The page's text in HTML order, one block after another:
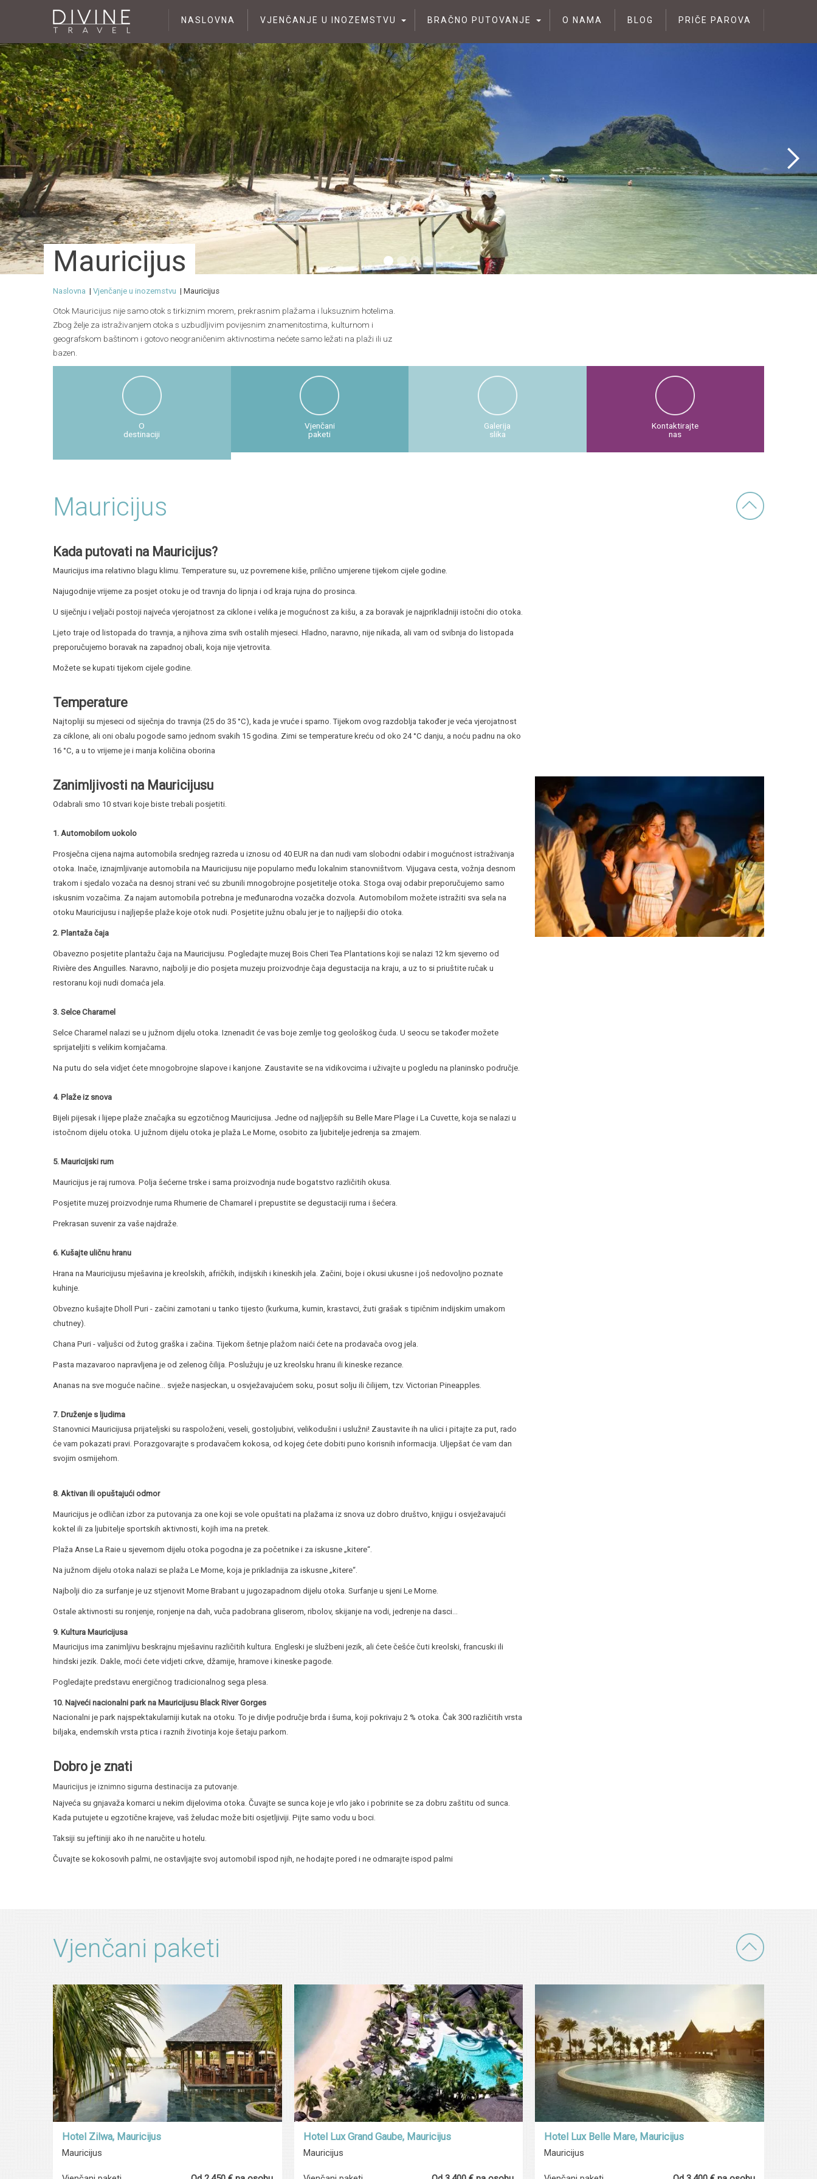
NASLOVNA VJENČANJE U INOZEMSTVU BRAČNO PUTOVANJE O NAMA BLOG PRIČE PAROVA
Mauricijus
Naslovna | Vjenčanje u inozemstvu | Mauricijus
Otok Mauricijus nije samo otok s tirkiznim morem, prekrasnim plažama i luksuznim hotelima.
Zbog želje za istraživanjem otoka s uzbudljivim povijesnim znamenitostima, kulturnom i
geografskom baštinom i gotovo neograničenim aktivnostima nećete samo ležati na plaži ili uz
bazen.
O
destinaciji
Vjenčani
paketi
Galerija
slika
Kontaktirajte
nas
Mauricijus
Kada putovati na Mauricijus?
Mauricijus ima relativno blagu klimu. Temperature su, uz povremene kiše, prilično umjerene tijekom cijele godine.
Najugodnije vrijeme za posjet otoku je od travnja do lipnja i od kraja rujna do prosinca.
U siječnju i veljači postoji najveća vjerojatnost za ciklone i velika je mogućnost za kišu, a za boravak je najprikladniji istočni dio otoka.
Ljeto traje od listopada do travnja, a njihova zima svih ostalih mjeseci. Hladno, naravno, nije nikada, ali vam od svibnja do listopada
preporučujemo boravak na zapadnoj obali, koja nije vjetrovita.
Možete se kupati tijekom cijele godine.
Temperature
Najtopliji su mjeseci od siječnja do travnja (25 do 35 °C), kada je vruće i sparno. Tijekom ovog razdoblja također je veća vjerojatnost
za ciklone, ali oni obalu pogode samo jednom svakih 15 godina. Zimi se temperature kreću od oko 24 °C danju, a noću padnu na oko
16 °C, a u to vrijeme je i manja količina oborina
Zanimljivosti na Mauricijusu
Odabrali smo 10 stvari koje biste trebali posjetiti.
1. Automobilom uokolo
Prosječna cijena najma automobila srednjeg razreda u iznosu od 40 EUR na dan nudi vam slobodni odabir i mogućnost istraživanja
otoka. Inače, iznajmljivanje automobila na Mauricijusu nije popularno među lokalnim stanovništvom. Vijugava cesta, vožnja desnom
trakom i sjedalo vozača na desnoj strani već su zbunili mnogobrojne posjetitelje otoka. Stoga ovaj odabir preporučujemo samo
iskusnim vozačima. Za najam automobila potrebna je međunarodna vozačka dozvola. Automobilom možete istražiti sva sela na
otoku Mauricijusu i najljepše plaže koje otok nudi. Posjetite južnu obalu jer je to najljepši dio otoka.
2. Plantaža čaja
Obavezno posjetite plantažu čaja na Mauricijusu. Pogledajte muzej Bois Cheri Tea Plantations koji se nalazi 12 km sjeverno od
Rivière des Anguilles. Naravno, najbolji je dio posjeta muzeju proizvodnje čaja degustacija na kraju, a uz to si priuštite ručak u
restoranu koji nudi domaća jela.
3. Selce Charamel
Selce Charamel nalazi se u južnom dijelu otoka. Iznenadit će vas boje zemlje tog geološkog čuda. U seocu se također možete
sprijateljiti s velikim kornjačama.
Na putu do sela vidjet ćete mnogobrojne slapove i kanjone. Zaustavite se na vidikovcima i uživajte u pogledu na planinsko područje.
4. Plaže iz snova
Bijeli pijesak i lijepe plaže značajka su egzotičnog Mauricijusa. Jedne od najljepših su Belle Mare Plage i La Cuvette, koja se nalazi u
istočnom dijelu otoka. U južnom dijelu otoka je plaža Le Morne, osobito za ljubitelje jedrenja sa zmajem.
5. Mauricijski rum
Mauricijus je raj rumova. Polja šećerne trske i sama proizvodnja nude bogatstvo različitih okusa.
Posjetite muzej proizvodnje ruma Rhumerie de Chamarel i prepustite se degustaciji ruma i šećera.
Prekrasan suvenir za vaše najdraže.
6. Kušajte uličnu hranu
Hrana na Mauricijusu mješavina je kreolskih, afričkih, indijskih i kineskih jela. Začini, boje i okusi ukusne i još nedovoljno poznate
kuhinje.
Obvezno kušajte Dholl Puri - začini zamotani u tanko tijesto (kurkuma, kumin, krastavci, žuti grašak s tipičnim indijskim umakom
chutney).
Chana Puri - valjušci od žutog graška i začina. Tijekom šetnje plažom naići ćete na prodavača ovog jela.
Pasta mazavaroo napravljena je od zelenog čilija. Poslužuju je uz kreolsku hranu ili kineske rezance.
Ananas na sve moguće načine... svježe nasjeckan, u osvježavajućem soku, posut solju ili čilijem, tzv. Victorian Pineapples.
7. Druženje s ljudima
Stanovnici Mauricijusa prijateljski su raspoloženi, veseli, gostoljubivi, velikodušni i uslužni! Zaustavite ih na ulici i pitajte za put, rado
će vam pokazati pravi. Porazgovarajte s prodavačem kokosa, od kojeg ćete dobiti puno korisnih informacija. Uljepšat će vam dan
svojim osmijehom.
8. Aktivan ili opuštajući odmor
Mauricijus je odličan izbor za putovanja za one koji se vole opuštati na plažama iz snova uz dobro društvo, knjigu i osvježavajući
koktel ili za ljubitelje sportskih aktivnosti, kojih ima na pretek.
Plaža Anse La Raie u sjevernom dijelu otoka pogodna je za početnike i za iskusne „kitere“.
Na južnom dijelu otoka nalazi se plaža Le Morne, koja je prikladnija za iskusne „kitere“.
Najbolji dio za surfanje je uz stjenovit Morne Brabant u jugozapadnom dijelu otoka. Surfanje u sjeni Le Morne.
Ostale aktivnosti su ronjenje, ronjenje na dah, vuča padobrana gliserom, ribolov, skijanje na vodi, jedrenje na dasci…
9. Kultura Mauricijusa
Mauricijus ima zanimljivu beskrajnu mješavinu različitih kultura. Engleski je službeni jezik, ali ćete češće čuti kreolski, francuski ili
hindski jezik. Dakle, moći ćete vidjeti crkve, džamije, hramove i kineske pagode.
Pogledajte predstavu energičnog tradicionalnog sega plesa.
10. Najveći nacionalni park na Mauricijusu Black River Gorges
Nacionalni je park najspektakularniji kutak na otoku. To je divlje područje brda i šuma, koji pokrivaju 2 % otoka. Čak 300 različitih vrsta
biljaka, endemskih vrsta ptica i raznih životinja koje šetaju parkom.
Dobro je znati
Mauricijus je iznimno sigurna destinacija za putovanje.
Najveća su gnjavaža komarci u nekim dijelovima otoka. Čuvajte se sunca koje je vrlo jako i pobrinite se za dobru zaštitu od sunca.
Kada putujete u egzotične krajeve, vaš želudac može biti osjetljiviji. Pijte samo vodu u boci.
Taksiji su jeftiniji ako ih ne naručite u hotelu.
Čuvajte se kokosovih palmi, ne ostavljajte svoj automobil ispod njih, ne hodajte pored i ne odmarajte ispod palmi
Vjenčani paketi
Hotel Zilwa, Mauricijus
Mauricijus
Hotel Lux Grand Gaube, Mauricijus
Mauricijus
Hotel Lux Belle Mare, Mauricijus
Mauricijus